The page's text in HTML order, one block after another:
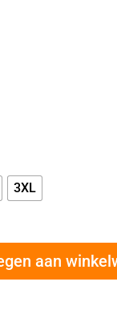
3XL
aan